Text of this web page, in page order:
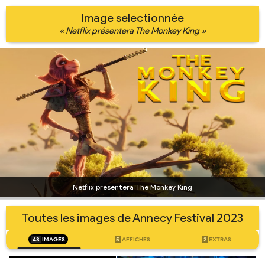
Image selectionnée
« Netflix présentera The Monkey King »
Netflix présentera The Monkey King
Toutes les images de Annecy Festival 2023
43 IMAGES 5 AFFICHES 2 EXTRAS